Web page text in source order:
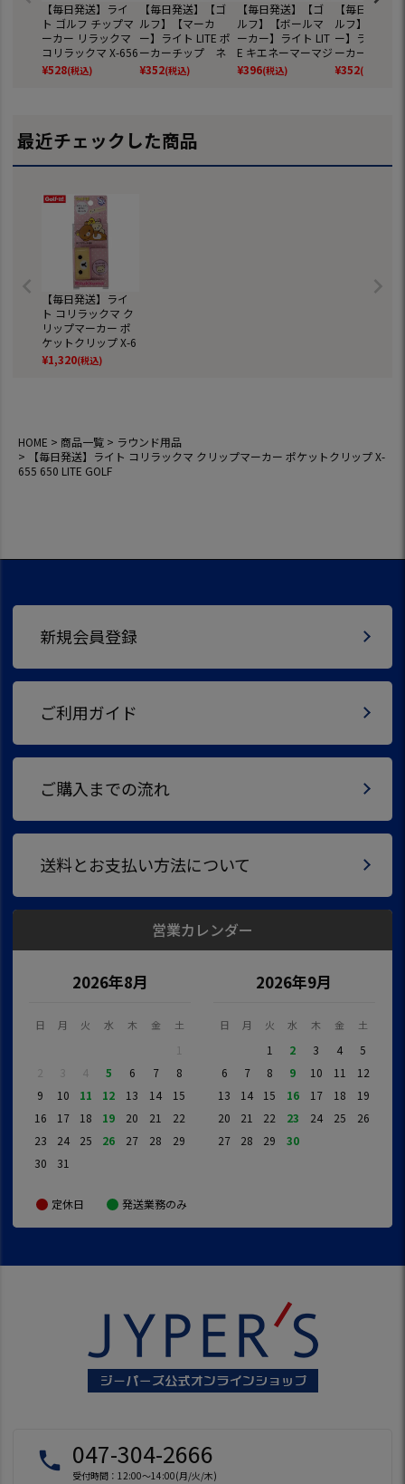
【毎日発送】ライ
ト ゴルフ チップマ
ーカー リラックマ
コリラックマ X-656
LITE GOLF
¥528(税込)
【毎日発送】【ゴ
ルフ】【マーカ
ー】ライト LITE ポ
ーカーチップ ネ
クストパット(100)
X-768
¥352(税込)
【毎日発送】【ゴ
ルフ】【ボールマ
ーカー】ライト LIT
E キエネーマーマジ
ック G-424 ゴルフ
ボールマーカー
¥396(税込)
【毎日発送】
ルフ】【マー
ー】ライト
ーカーチッ
ンパットブル
0) X-768
¥352(税込)
最近チェックした商品
【毎日発送】ライ
ト コリラックマ ク
リップマーカー ポ
ケットクリップ X-6
55 650 LITE GOLF
¥1,320(税込)
HOME 商品一覧
ラウンド用品
【毎日発送】ライト コリラックマ クリップマーカー ポケットクリップ X-
655 650 LITE GOLF
新規会員登録
ご利用ガイド
ご購入までの流れ
送料とお支払い方法について
営業カレンダー
2026年8月
日 月 火 水 木 金 土
1
2
3 4 5 6 7
8
9
10 11 12 13 14
15
16
17 18 19 20 21
22
23
24 25 26 27 28
29
30
31
2026年9月
日 月 火 水 木 金 土
1 2 3 4
5
6
7 8 9 10 11
12
13
14 15 16 17 18
19
20
21 22 23 24 25
26
27
28 29 30
定休日 発送業務のみ
local_phone 047-304-2666
受付時間：12:00～14:00(月/火/木)